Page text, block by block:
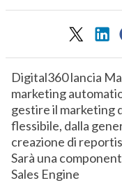
Digital360 lancia
marketing
gestire il marketing
flessibile, dalla
creazione di
Sarà una
Sales Engine